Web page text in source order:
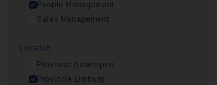
People Management
Sales Management
Provincie Antwerpen
Provincie Limburg
Scha­de­be­heer­der verzekeringen